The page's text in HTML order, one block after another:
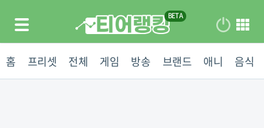
홈 프리셋 전체 게임 방송 브랜드 애니 음식